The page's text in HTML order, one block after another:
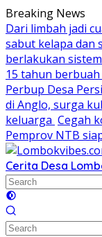
Skip
to
content
Breaking News
Dari limbah jadi
sabut kelapa dan
berlakukan
15 tahun
Perbup Desa
di Anglo, surga
keluarga Cegah
Pemprov NTB
Cerita Desa